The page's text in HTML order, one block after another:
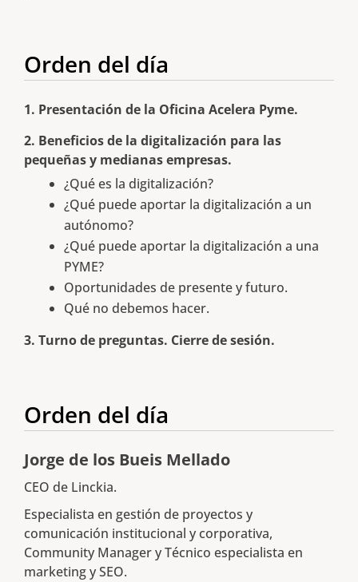
Orden del día
1. Presentación de la Oficina Acelera Pyme.
2. Beneficios de la digitalización para las
pequeñas y medianas empresas.
¿Qué es la digitalización?
¿Qué puede aportar la digitalización a un
autónomo?
¿Qué puede aportar la digitalización a una
PYME?
Oportunidades de presente y futuro.
Qué no debemos hacer.
3. Turno de preguntas. Cierre de sesión.
Orden del día
Jorge de los Bueis Mellado
CEO de Linckia.
Especialista en gestión de proyectos y
comunicación institucional y corporativa,
Community Manager y Técnico especialista en
marketing y SEO.